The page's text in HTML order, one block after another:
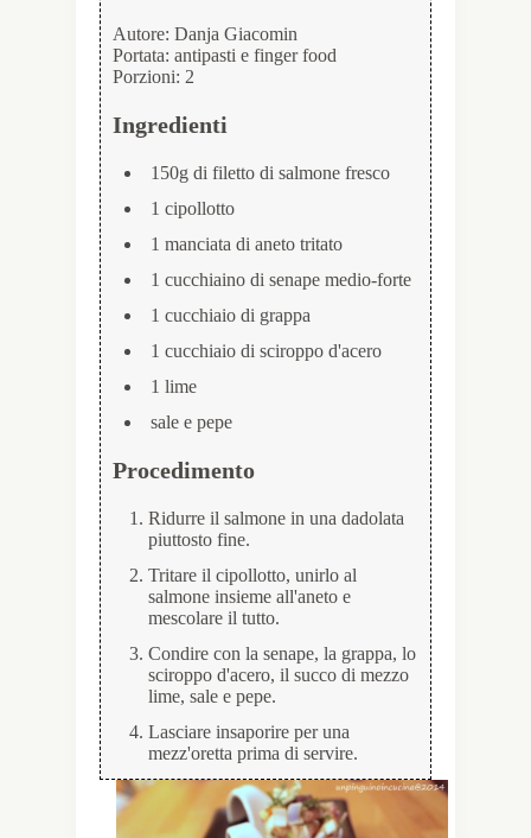
Autore: Danja Giacomin
Portata: antipasti e finger food
Porzioni: 2
Ingredienti
150g di filetto di salmone fresco
1 cipollotto
1 manciata di aneto tritato
1 cucchiaino di senape medio-forte
1 cucchiaio di grappa
1 cucchiaio di sciroppo d'acero
1 lime
sale e pepe
Procedimento
Ridurre il salmone in una dadolata
piuttosto fine.
Tritare il cipollotto, unirlo al
salmone insieme all'aneto e
mescolare il tutto.
Condire con la senape, la grappa, lo
sciroppo d'acero, il succo di mezzo
lime, sale e pepe.
Lasciare insaporire per una
mezz'oretta prima di servire.